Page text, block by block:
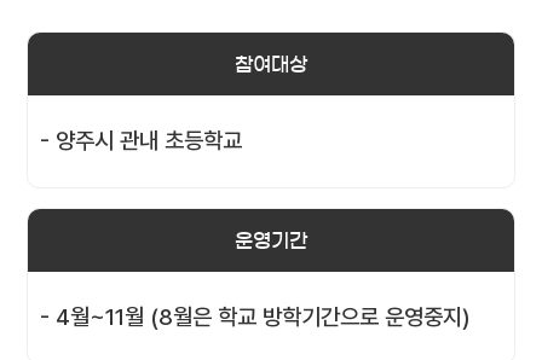
참여대상
- 양주시 관내 초등학교
운영기간
- 4월~11월 (8월은 학교 방학기간으로 운영중지)